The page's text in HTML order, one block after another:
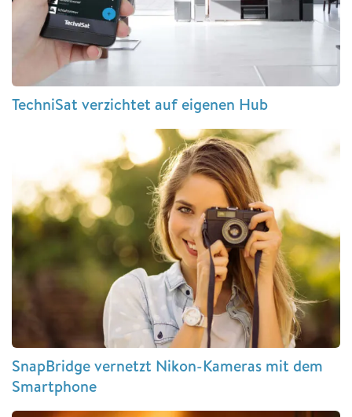
TechniSat verzichtet auf eigenen Hub
SnapBridge vernetzt Nikon-Kameras mit dem
Smartphone